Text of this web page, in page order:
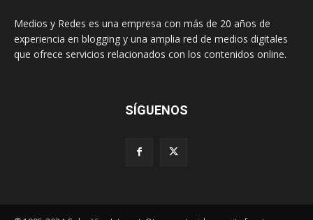
Medios y Redes es una empresa con más de 20 años de
experiencia en blogging y una amplia red de medios digitales
que ofrece servicios relacionados con los contenidos online.
SÍGUENOS